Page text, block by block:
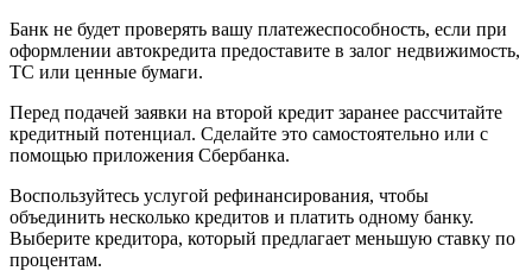
Банк не будет проверять вашу платежеспособность, если при
оформлении автокредита предоставите в залог недвижимость,
ТС или ценные бумаги.
Перед подачей заявки на второй кредит заранее рассчитайте
кредитный потенциал. Сделайте это самостоятельно или с
помощью приложения Сбербанка.
Воспользуйтесь услугой рефинансирования, чтобы
объединить несколько кредитов и платить одному банку.
Выберите кредитора, который предлагает меньшую ставку по
процентам.